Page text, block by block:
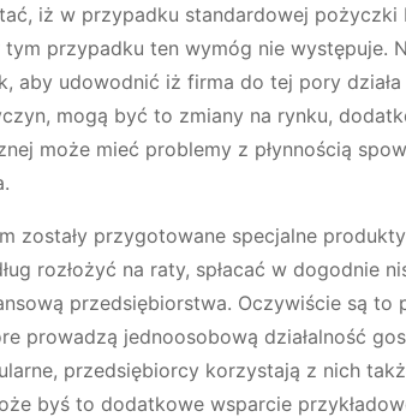
iż w przypadku standardowej pożyczki
tym przypadku ten wymóg nie występuje.
aby udowodnić iż firma do tej pory
mogą być to zmiany na rynku,
może mieć problemy z płynnością
zostały przygotowane specjalne
rozłożyć na raty, spłacać w dogodnie
przedsiębiorstwa. Oczywiście są
prowadzą jednoosobową działalność
przedsiębiorcy korzystają z nich
byś to dodatkowe wsparcie